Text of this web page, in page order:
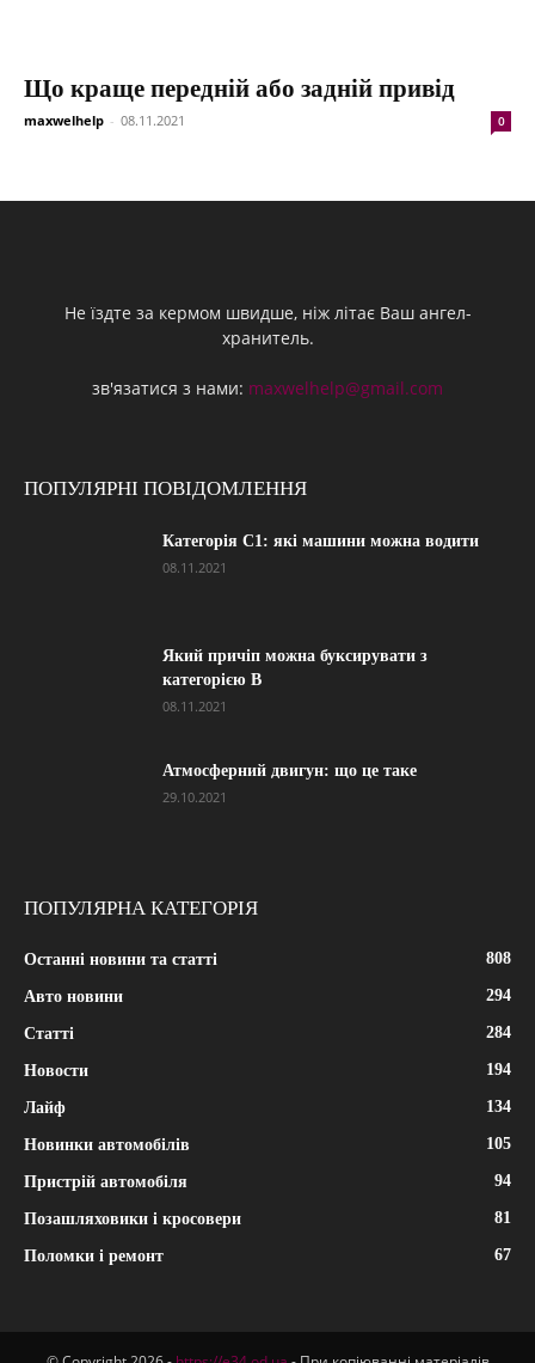
Що краще передній або задній привід
maxwelhelp - 08.11.2021 0
Не їздте за кермом швидше, ніж літає Ваш ангел-
хранитель.
зв'язатися з нами: maxwelhelp@gmail.com
ПОПУЛЯРНІ ПОВІДОМЛЕННЯ
Категорія С1: які машини можна водити
08.11.2021
Який причіп можна буксирувати з
категорією В
08.11.2021
Атмосферний двигун: що це таке
29.10.2021
ПОПУЛЯРНА КАТЕГОРІЯ
Останні новини та статті 808
Авто новини 294
Статті 284
Новости 194
Лайф 134
Новинки автомобілів 105
Пристрій автомобіля 94
Позашляховики і кросовери 81
Поломки і ремонт 67